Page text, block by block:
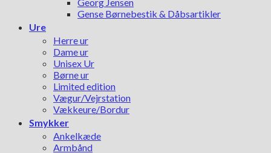
Gense Børnebestik & Dåbsartikler
Ure
Herre ur
Dame ur
Unisex Ur
Børne ur
Limited edition
Vægur/Vejrstation
Vækkeure/Bordur
Smykker
Ankelkæde
Armbånd